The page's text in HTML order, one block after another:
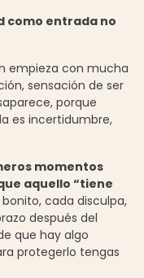
como entrada no
empieza con mucha
sensación de ser
porque
es incertidumbre,
momentos
aquello “tiene
cada disculpa,
después del
que hay algo
protegerlo tengas